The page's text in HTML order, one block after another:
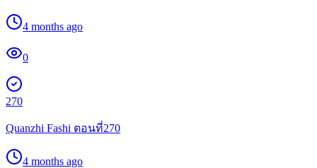
4 months ago
0
270
Quanzhi Fashi ตอนที่270
4 months ago